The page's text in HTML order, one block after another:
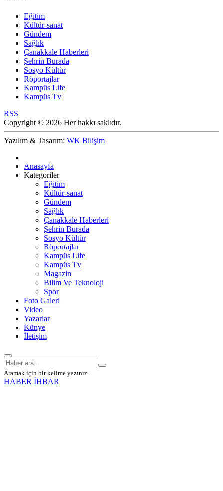
Eğitim
Kültür-sanat
Gündem
Sağlık
Çanakkale Haberleri
Şehrin Burada
Sosyo Kültür
Röportajlar
Kampüs Life
Kampüs Tv
RSS
Copyright © 2026 Her hakkı saklıdır.
Yazılım & Tasarım: WK Bilişim
Anasayfa
Kategoriler
Eğitim
Kültür-sanat
Gündem
Sağlık
Çanakkale Haberleri
Şehrin Burada
Sosyo Kültür
Röportajlar
Kampüs Life
Kampüs Tv
Magazin
Bilim Ve Teknoloji
Spor
Foto Galeri
Video
Yazarlar
Künye
İletişim
Aramak için bir kelime yazınız.
HABER İHBAR